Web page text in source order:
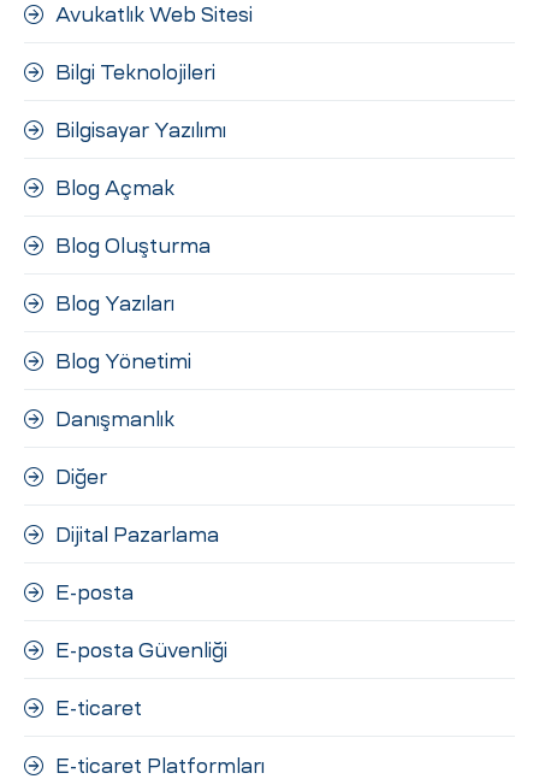
Avukatlık Web Sitesi
Bilgi Teknolojileri
Bilgisayar Yazılımı
Blog Açmak
Blog Oluşturma
Blog Yazıları
Blog Yönetimi
Danışmanlık
Diğer
Dijital Pazarlama
E-posta
E-posta Güvenliği
E-ticaret
E-ticaret Platformları